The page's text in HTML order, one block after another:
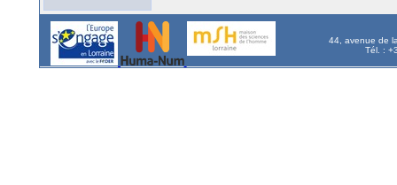
44, avenue de
Tél. :